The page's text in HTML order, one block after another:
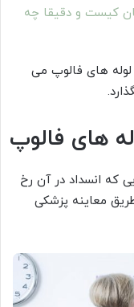
کیست و دقیقا چه
های فالوپ می
های فالوپ
که انسداد در آن رخ
معاینه پزشکی